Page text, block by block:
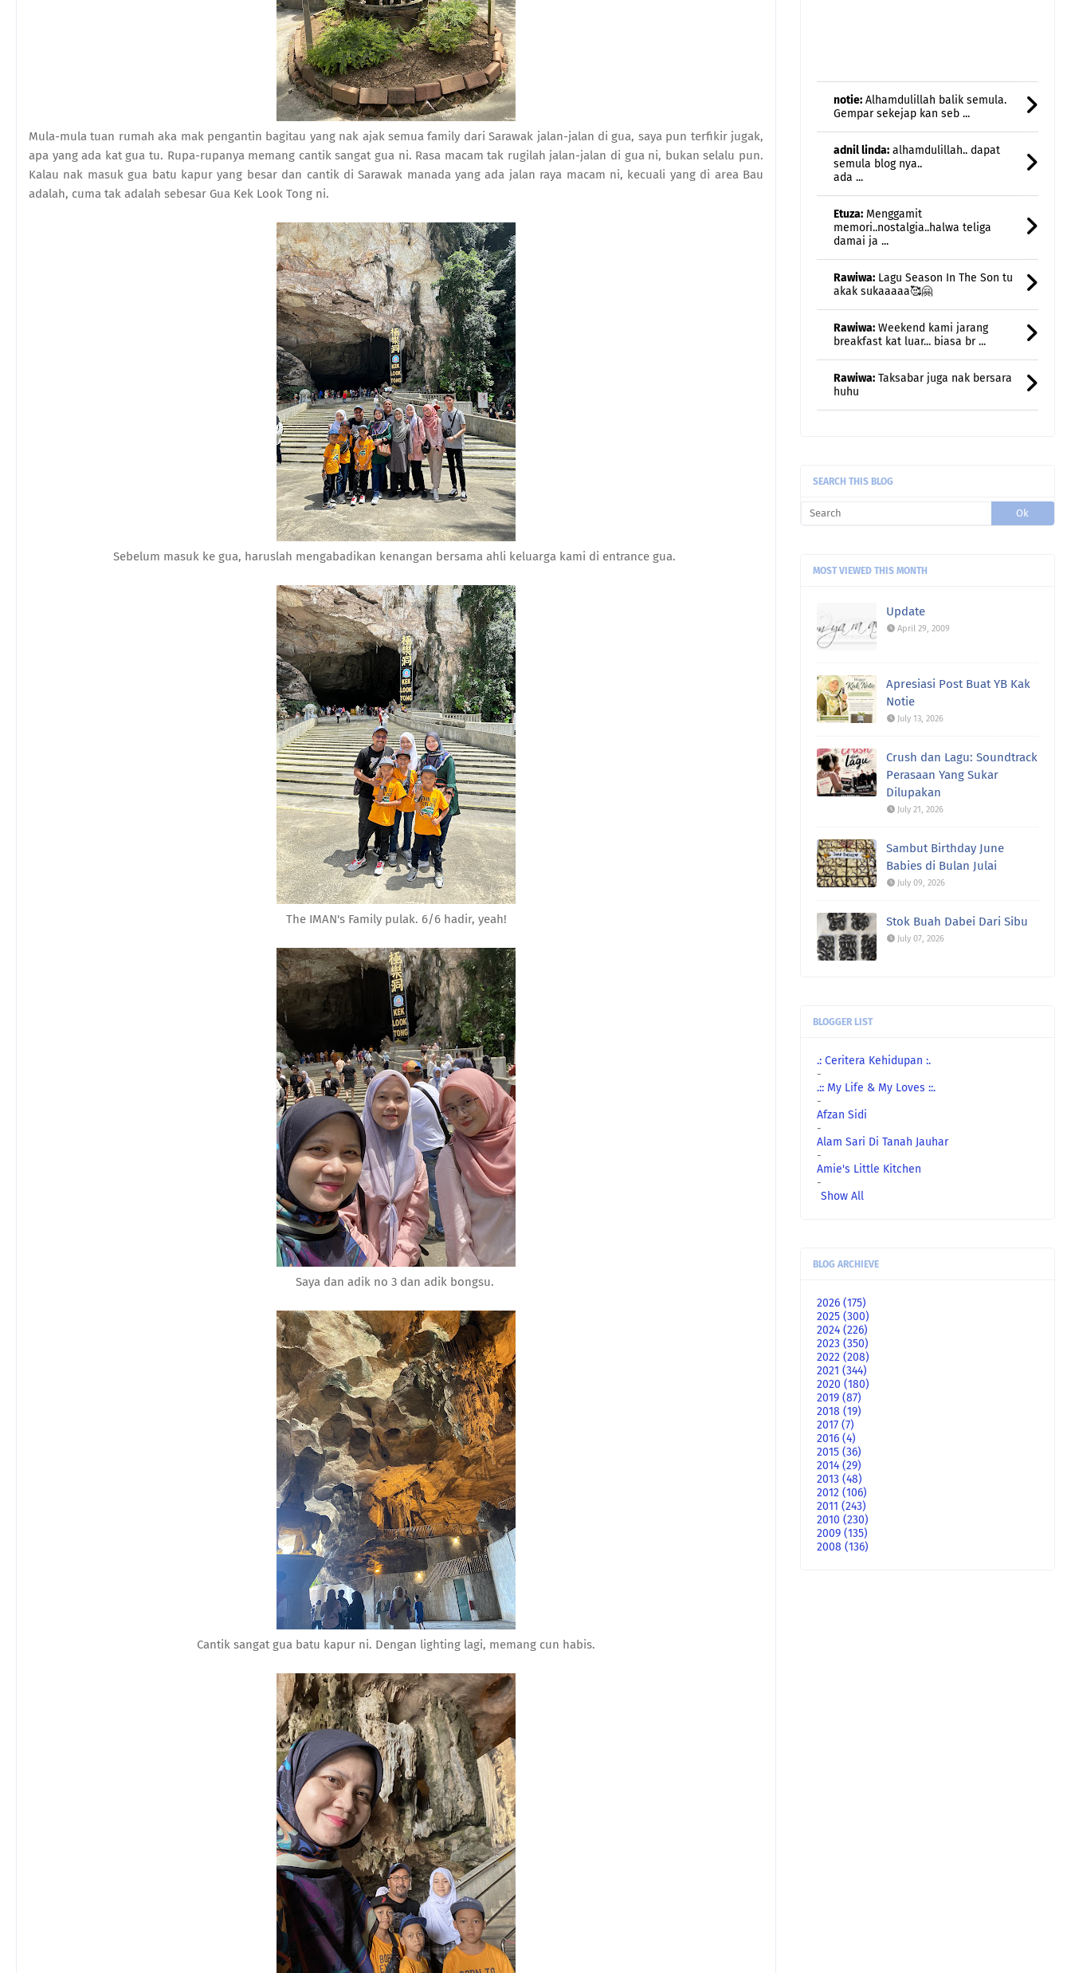
Mula-mula tuan rumah aka mak pengantin bagitau yang nak ajak semua family dari Sarawak jalan-jalan di gua, saya pun terfikir jugak,
apa yang ada kat gua tu. Rupa-rupanya memang cantik sangat gua ni. Rasa macam tak rugilah jalan-jalan di gua ni, bukan selalu pun.
Kalau nak masuk gua batu kapur yang besar dan cantik di Sarawak manada yang ada jalan raya macam ni, kecuali yang di area Bau
adalah, cuma tak adalah sebesar Gua Kek Look Tong ni.
Sebelum masuk ke gua, haruslah mengabadikan kenangan bersama ahli keluarga kami di entrance gua.
The IMAN's Family pulak. 6/6 hadir, yeah!
Saya dan adik no 3 dan adik bongsu.
Cantik sangat gua batu kapur ni. Dengan lighting lagi, memang cun habis.
adnil linda:alhamdulillah.. dapat
semula blog nya..
ada ...
Etuza:Menggamit
memori..nostalgia..halwa teliga
damai ja ...
Rawiwa:Lagu Season In The Son tu
akak sukaaaaa🥰🤗
Rawiwa:Weekend kami jarang
breakfast kat luar... biasa br ...
Rawiwa:Taksabar juga nak bersara
huhu
uncle gedek:Terus rasa remaja
semula kan?
fanny Nila (dcatqueen.com):Oh
fanny Nila (dcatqueen.com):
saya rindu makan mi Kolok 😍😍.
SEARCH THIS BLOG
MOST VIEWED THIS MONTH
Update
April 29, 2009
Apresiasi Post Buat YB Kak
Notie
July 13, 2026
Crush dan Lagu: Soundtrack
Perasaan Yang Sukar
Dilupakan
July 21, 2026
Sambut Birthday June
Babies di Bulan Julai
July 09, 2026
Stok Buah Dabei Dari Sibu
July 07, 2026
BLOGGER LIST
.: Ceritera Kehidupan :.
-
.:: My Life & My Loves ::.
-
Afzan Sidi
-
Alam Sari Di Tanah Jauhar
-
Amie's Little Kitchen
-
Show All
BLOG ARCHIEVE
2026 (175)
2025 (300)
2024 (226)
2023 (350)
2022 (208)
2021 (344)
2020 (180)
2019 (87)
2018 (19)
2017 (7)
2016 (4)
2015 (36)
2014 (29)
2013 (48)
2012 (106)
2011 (243)
2010 (230)
2009 (135)
2008 (136)